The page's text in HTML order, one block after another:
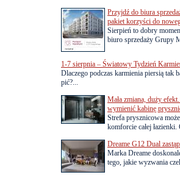
Przyjdź do biura
pakiet korzyści do
Sierpień to dobry
biuro sprzedaży Grupy
1-7 sierpnia – Światowy Tydzień
Dlaczego podczas karmienia piersią tak
pić?...
Mała zmiana, duży
wymienić kabinę
Strefa prysznicowa
komforcie całej łazienki.
Dreame G12 Dual
Marka Dreame
tego, jakie wyzwania